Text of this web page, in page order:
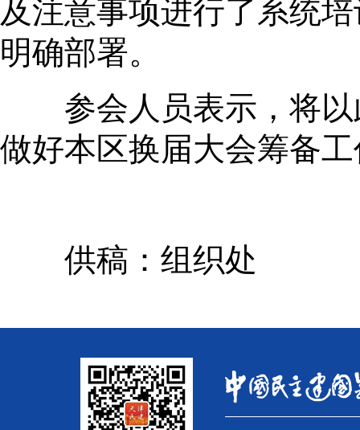
及注意事项进行了系统
明确部署。
参会人员表示，将以
做好本区换届大会筹备
供稿：组织处